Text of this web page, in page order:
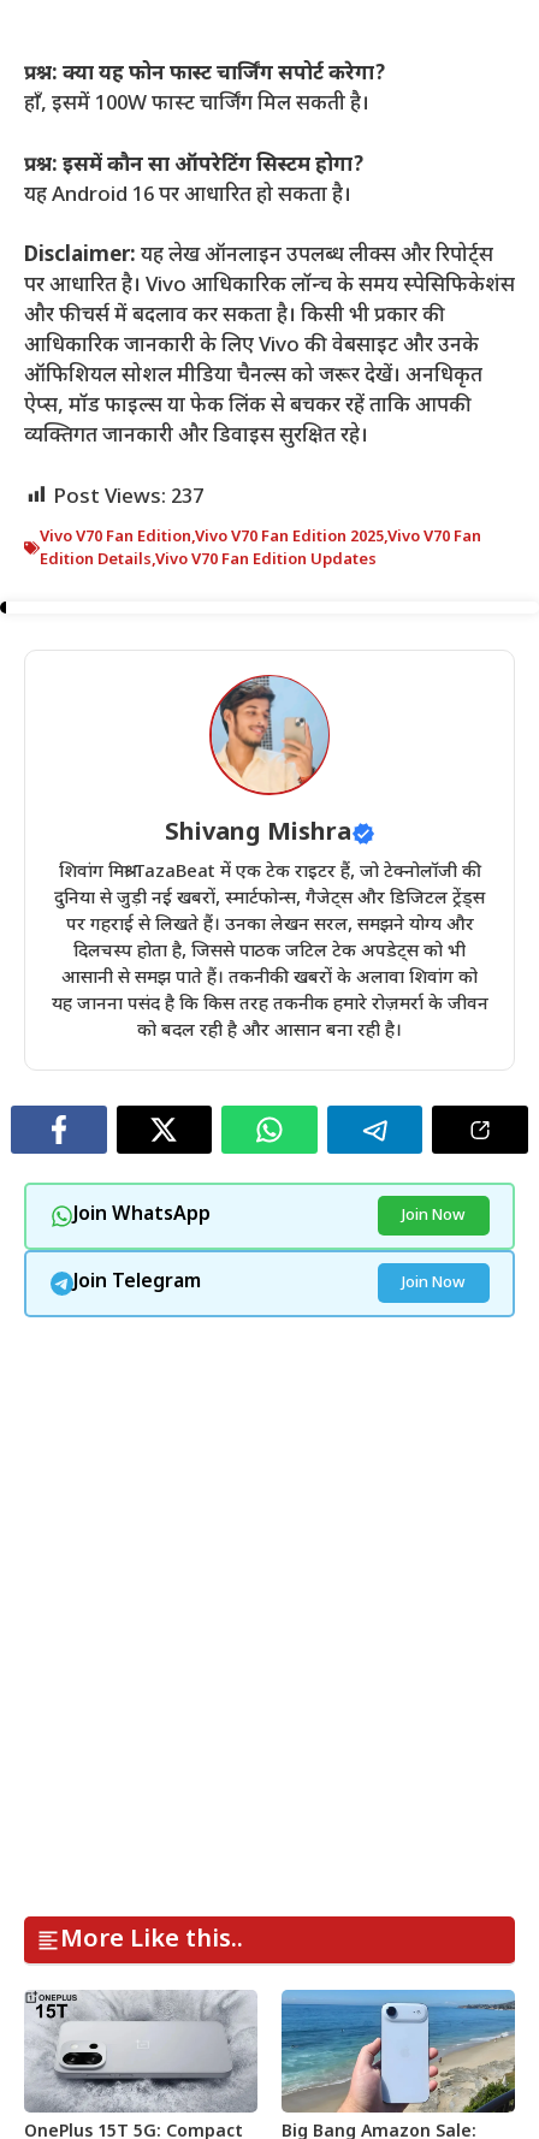
प्रश्न: क्या यह फोन फास्ट चार्जिंग सपोर्ट करेगा?
हाँ, इसमें 100W फास्ट चार्जिंग मिल सकती है।
प्रश्न: इसमें कौन सा ऑपरेटिंग सिस्टम होगा?
यह Android 16 पर आधारित हो सकता है।
Disclaimer: यह लेख ऑनलाइन उपलब्ध लीक्स और रिपोर्ट्स
पर आधारित है। Vivo आधिकारिक लॉन्च के समय स्पेसिफिकेशंस
और फीचर्स में बदलाव कर सकता है। किसी भी प्रकार की
आधिकारिक जानकारी के लिए Vivo की वेबसाइट और उनके
ऑफिशियल सोशल मीडिया चैनल्स को जरूर देखें। अनधिकृत
ऐप्स, मॉड फाइल्स या फेक लिंक से बचकर रहें ताकि आपकी
व्यक्तिगत जानकारी और डिवाइस सुरक्षित रहे।
Post Views: 237
Vivo V70 Fan Edition,Vivo V70 Fan Edition 2025,Vivo V70 Fan
Edition Details,Vivo V70 Fan Edition Updates
Shivang Mishra
शिवांग मिश्रा TazaBeat में एक टेक राइटर हैं, जो टेक्नोलॉजी की
दुनिया से जुड़ी नई खबरों, स्मार्टफोन्स, गैजेट्स और डिजिटल ट्रेंड्स
पर गहराई से लिखते हैं। उनका लेखन सरल, समझने योग्य और
दिलचस्प होता है, जिससे पाठक जटिल टेक अपडेट्स को भी
आसानी से समझ पाते हैं। तकनीकी खबरों के अलावा शिवांग को
यह जानना पसंद है कि किस तरह तकनीक हमारे रोज़मर्रा के जीवन
को बदल रही है और आसान बना रही है।
Join WhatsApp Join Now
Join Telegram Join Now
More Like this..
OnePlus 15T 5G: Compact Big Bang Amazon Sale: